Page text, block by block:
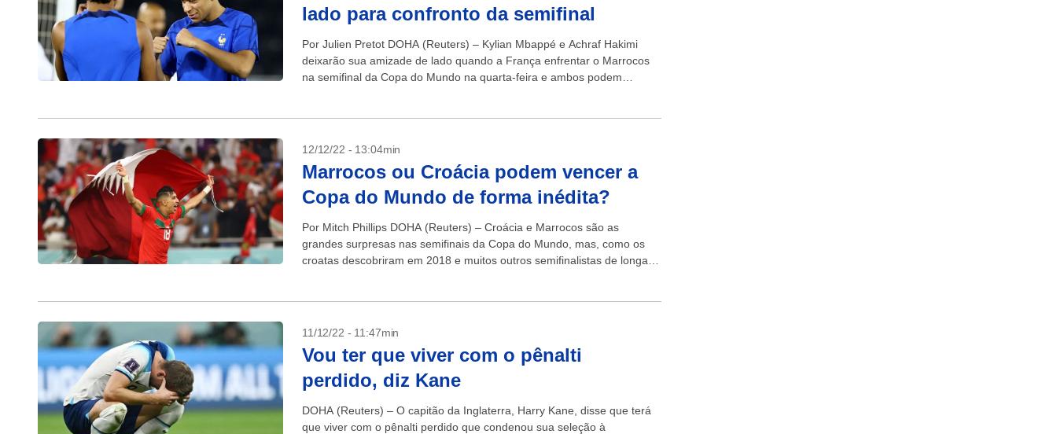
lado para confronto da semifinal
Por Julien Pretot DOHA (Reuters) – Kylian Mbappé e Achraf Hakimi
deixarão sua amizade de lado quando a França enfrentar o Marrocos
na semifinal da Copa do Mundo na quarta-feira e ambos podem
12/12/22 - 13:04min
Marrocos ou Croácia podem vencer a
Copa do Mundo de forma inédita?
Por Mitch Phillips DOHA (Reuters) – Croácia e Marrocos são as
grandes surpresas nas semifinais da Copa do Mundo, mas, como os
croatas descobriram em 2018 e muitos outros semifinalistas de longa
11/12/22 - 11:47min
Vou ter que viver com o pênalti
perdido, diz Kane
DOHA (Reuters) – O capitão da Inglaterra, Harry Kane, disse que terá
que viver com o pênalti perdido que condenou sua seleção à